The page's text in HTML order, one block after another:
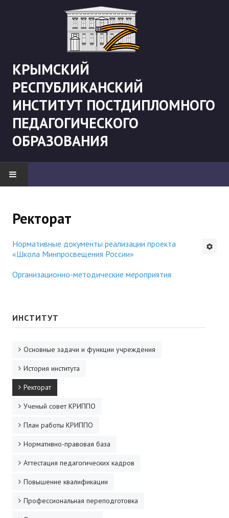
КРЫМСКИЙ
РЕСПУБЛИКАНСКИЙ
ИНСТИТУТ ПОСТДИПЛОМНОГО
ПЕДАГОГИЧЕСКОГО
ОБРАЗОВАНИЯ
"Боевая" русистика
Будни института
Противодействие коррупции
ГИА
Карта ГИА РК
Советуем прочитать
Готовимся к новому учебному году 2026-2027
Повышение квалификации
Ректорат
Нормативные документы реализации проекта
«Школа Минпросвещения России»
Организационно-методические мероприятия
ИНСТИТУТ
Основные задачи и функции учреждения
История института
Ректорат
Ученый совет КРИППО
План работы КРИППО
Нормативно-правовая база
Аттестация педагогических кадров
Повышение квалификации
Профессиональная переподготовка